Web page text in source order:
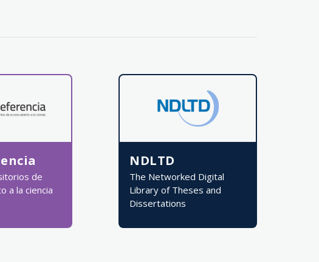
de
a la ciencia
NDLTD
The Networked Digital
Library of Theses and
Dissertations